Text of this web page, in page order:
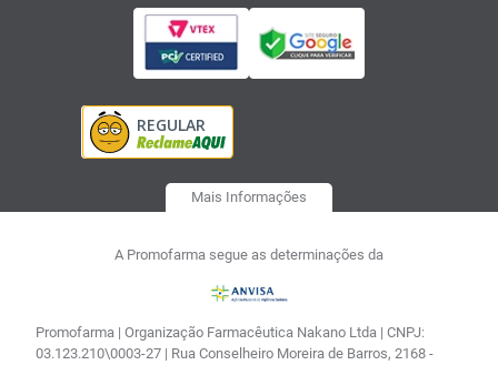
Mais Informações
A Promofarma segue as determinações da
Promofarma | Organização Farmacêutica Nakano Ltda | CNPJ:
03.123.210\0003-27 | Rua Conselheiro Moreira de Barros, 2168 -